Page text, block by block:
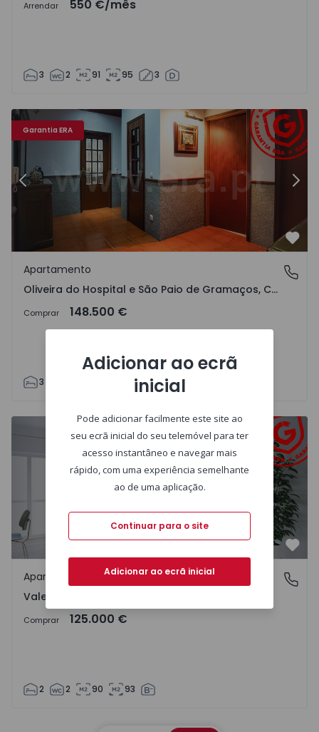
Arrendar 550 €/mês
3 2 91 95 3
Garantia ERA
Anterior
Oliveira do Hospital e São Paio de Gramaços, Coimbra
Apartamento
Oliveira do Hospital e São Paio de Gramaços, Coimbra
Comprar 148.500 €
3 113
Apartamento T2 com Novo Oliveira do Hospital, Vale de
Vale Ferreiro, Oliveira do Hospital
Apartamento
Vale Ferreiro, Oliveira do Hospital
Comprar 125.000 €
2 2 90 93
Adicionar ao ecrã
inicial
Pode adicionar facilmente este site ao
seu ecrã inicial do seu telemóvel para ter
acesso instantâneo e navegar mais
rápido, com uma experiência semelhante
ao de uma aplicação.
Continuar para o site
Adicionar ao ecrã inicial